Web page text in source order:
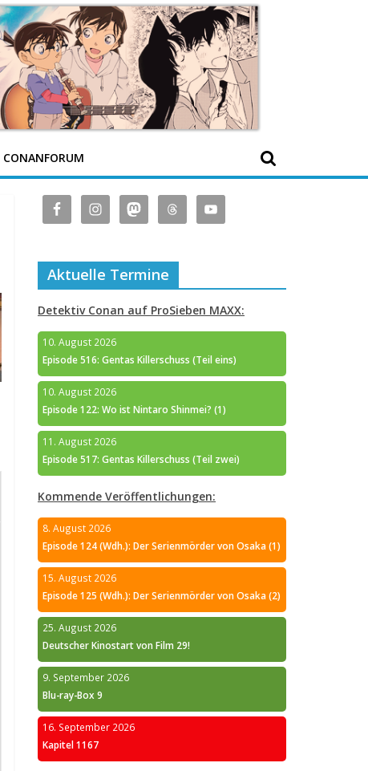
CONANFORUM
Aktuelle Termine
Detektiv Conan auf ProSieben MAXX:
10. August 2026
Episode 516: Gentas Killerschuss (Teil eins)
10. August 2026
Episode 122: Wo ist Nintaro Shinmei? (1)
11. August 2026
Episode 517: Gentas Killerschuss (Teil zwei)
Kommende Veröffentlichungen:
8. August 2026
Episode 124 (Wdh.): Der Serienmörder von Osaka (1)
15. August 2026
Episode 125 (Wdh.): Der Serienmörder von Osaka (2)
25. August 2026
Deutscher Kinostart von Film 29!
9. September 2026
Blu-ray-Box 9
16. September 2026
Kapitel 1167